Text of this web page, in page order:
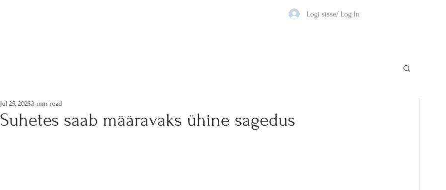
Logi sisse/ Log In
Suhetes saab määravaks ühine sagedus
Jul 25, 20253 min read